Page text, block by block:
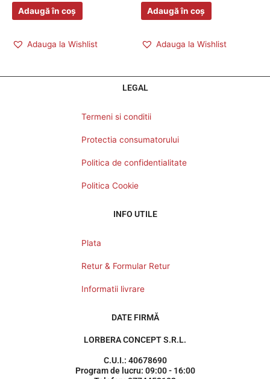
Adaugă în coș
Adauga la Wishlist
Adaugă în coș
Adauga la Wishlist
LEGAL
Termeni si conditii
Protectia consumatorului
Politica de confidentialitate
Politica Cookie
INFO UTILE
Plata
Retur & Formular Retur
Informatii livrare
DATE FIRMĂ
LORBERA CONCEPT S.R.L.
C.U.I.: 40678690
Program de lucru: 09:00 - 16:00